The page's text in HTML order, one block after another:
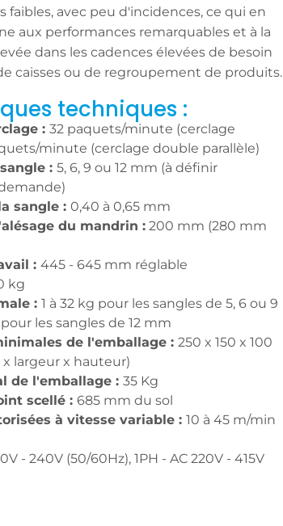
faibles, avec peu d'incidences, ce qui en
aux performances remarquables et à la
dans les cadences élevées de besoin
caisses ou de regroupement de produits.
techniques :
: 32 paquets/minute (cerclage
minute (cerclage double parallèle)
: 5, 6, 9 ou 12 mm (à définir
sangle : 0,40 à 0,65 mm
du mandrin : 200 mm (280 mm
: 445 - 645 mm réglable
kg
: 1 à 32 kg pour les sangles de 5, 6 ou 9
les sangles de 12 mm
de l'emballage : 250 x 150 x 100
largeur x hauteur)
de l'emballage : 35 Kg
scellé : 685 mm du sol
à vitesse variable : 10 à 45 m/min
- 240V (50/60Hz), 1PH - AC 220V - 415V